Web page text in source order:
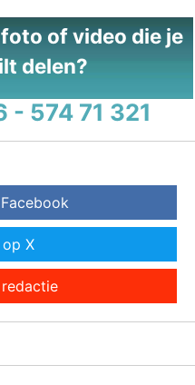
of video die je
delen?
- 574 71 321
X